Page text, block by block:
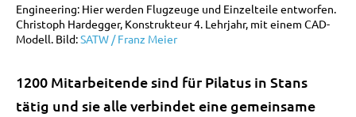
Engineering: Hier werden Flugzeuge und Einzelteile entworfen.
Christoph Hardegger, Konstrukteur 4. Lehrjahr, mit einem CAD-
Modell. Bild:SATW / Franz Meier
1200 Mitarbeitende sind für Pilatus in Stans
tätig und sie alle verbindet eine gemeinsame